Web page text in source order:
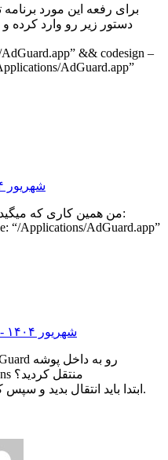
برای رفعه این مورد برنامه
دستور زیر رو وارد کرده و
&& codesign –
AdGuard.app”
۲۴ شهریور ۱۴۰۴ - ۱۸:۵۰
من همین کاری که میگیدو کردم اما میگه:
“/Applications/AdGuard.app”
۲۴ شهریور ۱۴۰۴ - ۱۸:۵۷
Applications منتقل کردید؟
ابتدا باید انتقال بدید و سپس کد رو بزنید.